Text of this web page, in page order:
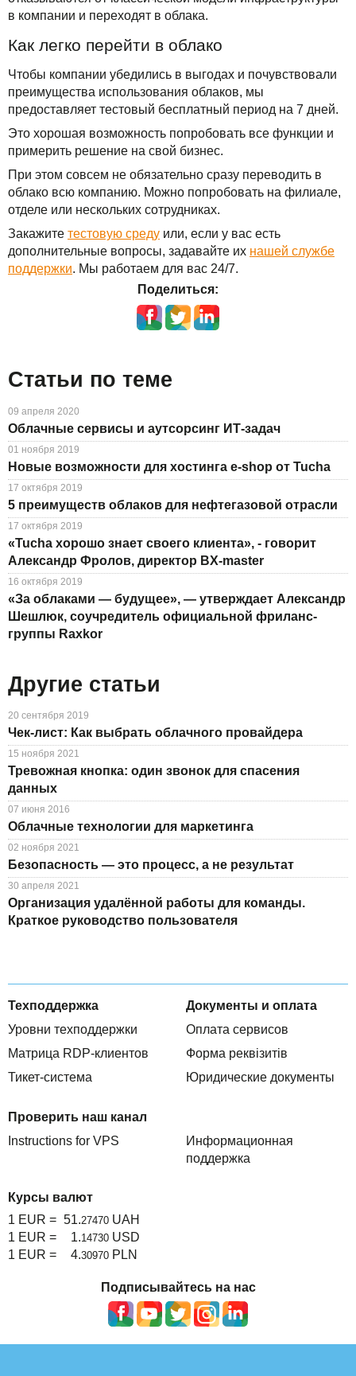
в компании и переходят в облака.
Как легко перейти в облако
Чтобы компании убедились в выгодах и почувствовали
преимущества использования облаков, мы
предоставляет тестовый бесплатный период на 7 дней.
Это хорошая возможность попробовать все функции и
примерить решение на свой бизнес.
При этом совсем не обязательно сразу переводить в
облако всю компанию. Можно попробовать на филиале,
отделе или нескольких сотрудниках.
Закажите тестовую среду или, если у вас есть
дополнительные вопросы, задавайте их нашей службе
поддержки. Мы работаем для вас 24/7.
Поделиться:
Статьи по теме
09 апреля 2020
Облачные сервисы и аутсорсинг ИТ-задач
01 ноября 2019
Новые возможности для хостинга e-shop от Tucha
17 октября 2019
5 преимуществ облаков для нефтегазовой отрасли
17 октября 2019
«Tucha хорошо знает своего клиента», - говорит
Александр Фролов, директор BX-master
16 октября 2019
«За облаками — будущее», — утверждает Александр
Шешлюк, соучредитель официальной фриланс-
группы Raxkor
Другие статьи
20 сентября 2019
Чек-лист: Как выбрать облачного провайдера
15 ноября 2021
Тревожная кнопка: один звонок для спасения
данных
07 июня 2016
Облачные технологии для маркетинга
02 ноября 2021
Безопасность — это процесс, а не результат
30 апреля 2021
Организация удалённой работы для команды.
Краткое руководство пользователя
Техподдержка
Уровни техподдержки
Матрица RDP-клиентов
Тикет-система
Документы и оплата
Оплата сервисов
Форма реквізитів
Юридические документы
Проверить наш канал
Instructions for VPS
Информационная
поддержка
Курсы валют
1 EUR = 51.27470 UAH
1 EUR =
1.14730 USD
1 EUR =
4.30970 PLN
Подписывайтесь на нас